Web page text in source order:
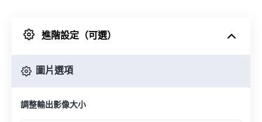
來自 Google 雲端硬碟
進階設定（可選）
圖片選項
調整輸出影像大小